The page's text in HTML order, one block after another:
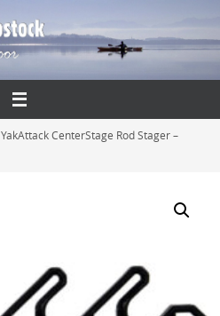
YakAttack CenterStage Rod Stager –